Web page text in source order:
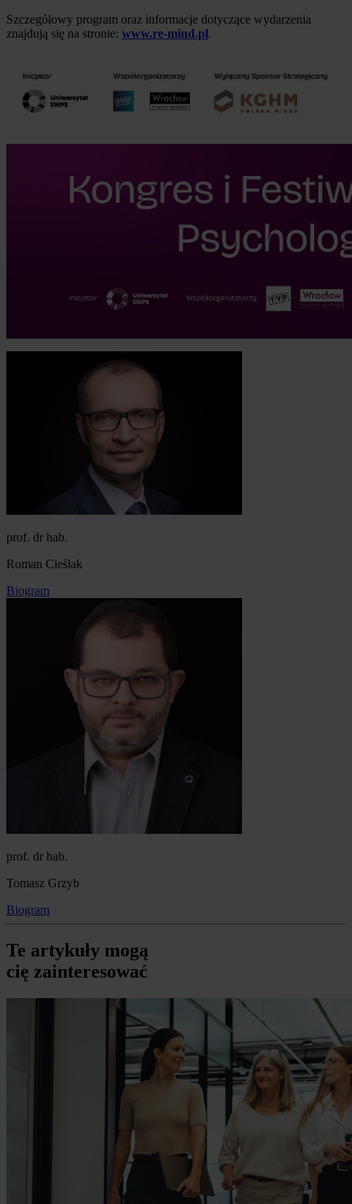
Szczegółowy program oraz informacje dotyczące wydarzenia
znajdują się na stronie: www.re-mind.pl.
prof. dr hab.
Roman Cieślak
Biogram
prof. dr hab.
Tomasz Grzyb
Biogram
Te artykuły mogą
cię zainteresować